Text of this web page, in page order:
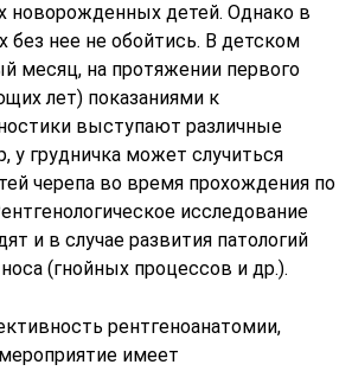
новорожденных детей. Однако в
без нее не обойтись. В детском
месяц, на протяжении первого
лет) показаниями к
выступают различные
у грудничка может случиться
черепа во время прохождения по
исследование
и в случае развития патологий
(гнойных процессов и др.).
рентгеноанатомии,
имеет